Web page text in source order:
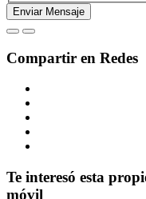
Compartir en Redes
Te interesó esta
móvil